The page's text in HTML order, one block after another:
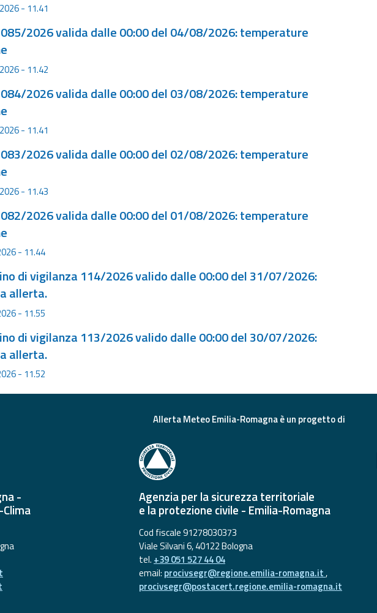
- 11.41
2026 valida dalle 00:00 del 04/08/2026: temperature
- 11.42
2026 valida dalle 00:00 del 03/08/2026: temperature
- 11.41
2026 valida dalle 00:00 del 02/08/2026: temperature
- 11.43
2026 valida dalle 00:00 del 01/08/2026: temperature
- 11.44
di vigilanza 114/2026 valido dalle 00:00 del 31/07/2026:
allerta.
- 11.55
di vigilanza 113/2026 valido dalle 00:00 del 30/07/2026:
allerta.
- 11.52
Allerta Meteo Emilia-Romagna è un progetto di
- Agenzia per la sicurezza territoriale
e la protezione civile - Emilia-Romagna
Cod fiscale 91278030373
Viale Silvani 6, 40122 Bologna
tel. +39 051 527 44 04
email: procivsegr@regione.emilia-romagna.it,
procivsegr@postacert.regione.emilia-romagna.it